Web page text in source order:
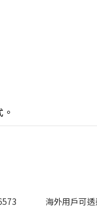
海外用戶可